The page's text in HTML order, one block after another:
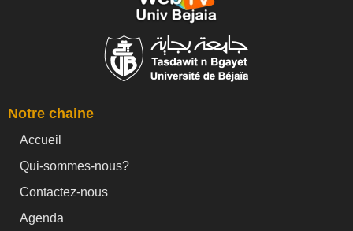
Notre chaine
Accueil
Qui-sommes-nous?
Contactez-nous
Agenda